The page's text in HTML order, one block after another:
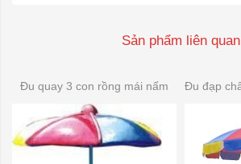
Sản phẩm liên quan
Đu quay 3 con rồng mái nấm